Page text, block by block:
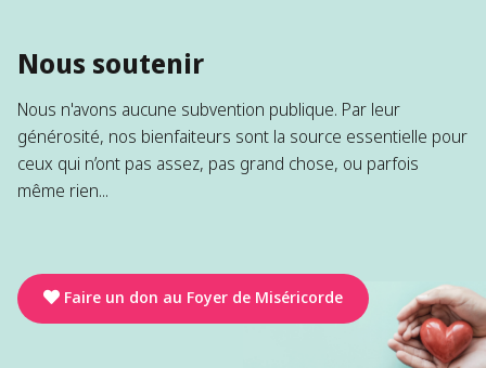
Nous soutenir
Nous n'avons aucune subvention publique. Par leur
générosité, nos bienfaiteurs sont la source essentielle pour
ceux qui n’ont pas assez, pas grand chose, ou parfois
même rien...
Faire un don au Foyer de Miséricorde